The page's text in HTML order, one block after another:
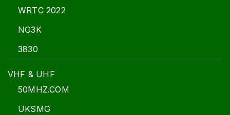
WRTC 2022
NG3K
3830
VHF & UHF
50MHZ.COM
UKSMG